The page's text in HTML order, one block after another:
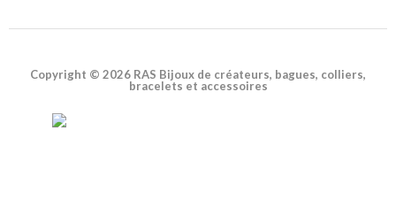
Copyright © 2026 RAS Bijoux de créateurs, bagues, colliers,
bracelets et accessoires